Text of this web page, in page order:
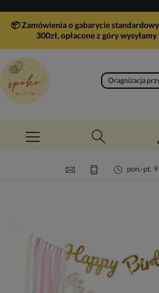
📦 Zamówienia o gabarycie
300zł, opłacone z góry
Oragnizacja
pon.-pt.